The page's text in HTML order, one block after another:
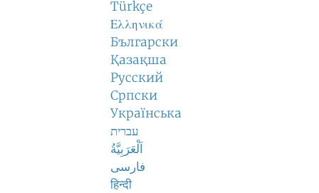
Türkçe
Ελληνικά
Български
Қазақша
Русский
Српски
Українська
עברית
اَلْعَرَبِيَّةُ
فارسی
हिन्दी